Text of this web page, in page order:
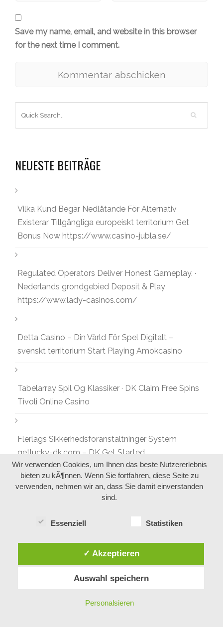
Save my name, email, and website in this browser
for the next time I comment.
NEUESTE BEITRÄGE
Vilka Kund Begär Nedlåtande För Alternativ
Existerar Tillgängliga europeiskt territorium Get
Bonus Now https://www.casino-jubla.se/
Regulated Operators Deliver Honest Gameplay. ·
Nederlands grondgebied Deposit & Play
https://www.lady-casinos.com/
Detta Casino – Din Värld För Spel Digitalt –
svenskt territorium Start Playing Amokcasino
Tabelarray Spil Og Klassiker · DK Claim Free Spins
Tivoli Online Casino
Flerlags Sikkerhedsforanstaltninger System
getlucky-dk.com – DK Get Started
ARCHIV
Wir verwenden Cookies, um Ihnen das beste Nutzererlebnis
bieten zu kÃ¶nnen. Wenn Sie fortfahren, diese Seite zu
verwenden, nehmen wir an, dass Sie damit einverstanden
sind.
Essenziell Statistiken
✓ Akzeptieren
Auswahl speichern
Personalsieren